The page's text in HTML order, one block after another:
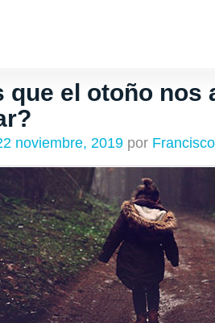
que el otoño nos
noviembre, 2019 por